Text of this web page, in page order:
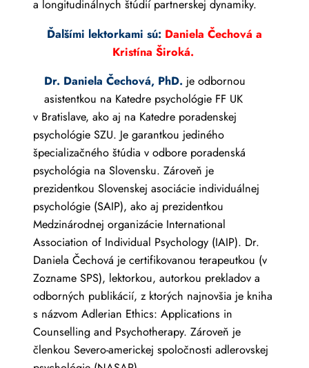
a longitudinálnych štúdií partnerskej dynamiky.
Ďalšími lektorkami sú: Daniela Čechová a
Kristína Široká.
Dr. Daniela Čechová, PhD. je odbornou
asistentkou na Katedre psychológie FF UK
v Bratislave, ako aj na Katedre poradenskej
psychológie SZU. Je garantkou jediného
špecializačného štúdia v odbore poradenská
psychológia na Slovensku. Zároveň je
prezidentkou Slovenskej asociácie individuálnej
psychológie (SAIP), ako aj prezidentkou
Medzinárodnej organizácie International
Association of Individual Psychology (IAIP). Dr.
Daniela Čechová je certifikovanou terapeutkou (v
Zozname SPS), lektorkou, autorkou prekladov a
odborných publikácií, z ktorých najnovšia je kniha
s názvom Adlerian Ethics: Applications in
Counselling and Psychotherapy. Zároveň je
členkou Severo-americkej spoločnosti adlerovskej